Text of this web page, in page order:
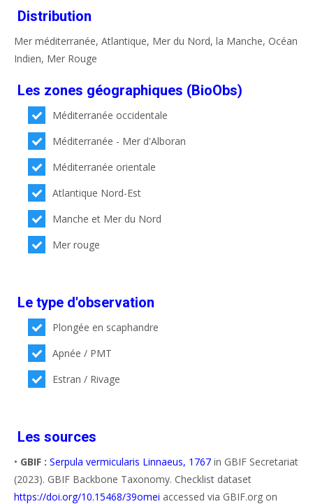
Distribution
Mer méditerranée, Atlantique, Mer du Nord, la Manche, Océan
Indien, Mer Rouge
Les zones géographiques (BioObs)
Méditerranée occidentale
Méditerranée - Mer d'Alboran
Méditerranée orientale
Atlantique Nord-Est
Manche et Mer du Nord
Mer rouge
Le type d'observation
Plongée en scaphandre
Apnée / PMT
Estran / Rivage
Les sources
• GBIF : Serpula vermicularis Linnaeus, 1767 in GBIF Secretariat
(2023). GBIF Backbone Taxonomy. Checklist dataset
https://doi.org/10.15468/39omei accessed via GBIF.org on